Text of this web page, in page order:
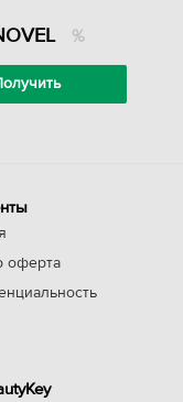
оферта